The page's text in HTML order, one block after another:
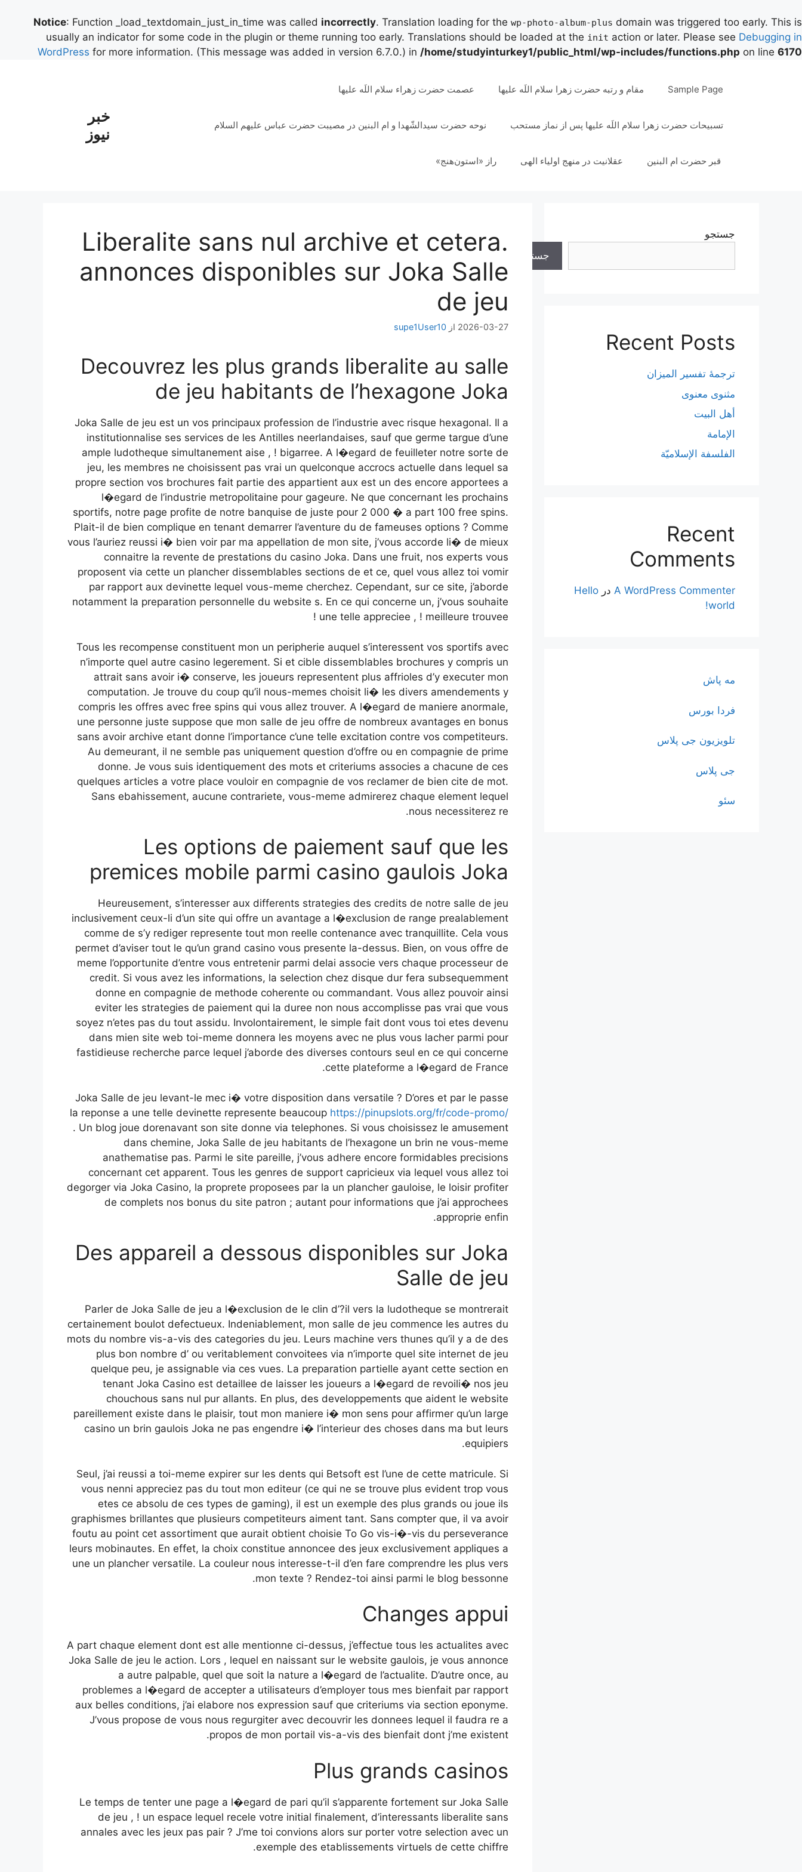
Notice: Function _load_textdomain_just_in_time was called incorrectly. Translation loading for the wp-photo-album-plus domain was triggered too early. This is
usually an indicator for some code in the plugin or theme running too early. Translations should be loaded at the init action or later. Please see Debugging in
WordPress for more information. (This message was added in version 6.7.0.) in /home/studyinturkey1/public_html/wp-includes/functions.php on line 6170
خبر
نیوز
Sample Page مقام و رتبه حضرت زهرا سلام اللَه علیها عصمت حضرت زهراء سلام اللَه علیها
تسبیحات حضرت زهرا سلام اللَه علیها پس از نماز مستحب نوحه حضرت سیدالشّهدا و ام البنین در مصیبت حضرت عباس علیهم السلام
قبر حضرت ام البنین عقلانیت در منهج اولیاء الهی راز «استون‌هنج»
Liberalite sans nul archive et cetera.
annonces disponibles sur Joka Salle
de jeu
2026-03-27 از supe1User10
Decouvrez les plus grands liberalite au salle
de jeu habitants de l’hexagone Joka
Joka Salle de jeu est un vos principaux profession de l’industrie avec risque hexagonal. Il a
institutionnalise ses services de les Antilles neerlandaises, sauf que germe targue d’une
ample ludotheque simultanement aise , ! bigarree. A l�egard de feuilleter notre sorte de
jeu, les membres ne choisissent pas vrai un quelconque accrocs actuelle dans lequel sa
propre section vos brochures fait partie des appartient aux est un des encore apportees a
l�egard de l’industrie metropolitaine pour gageure. Ne que concernant les prochains
sportifs, notre page profite de notre banquise de juste pour 2 000 � a part 100 free spins.
Plait-il de bien complique en tenant demarrer l’aventure du de fameuses options ? Comme
vous l’auriez reussi i� bien voir par ma appellation de mon site, j’vous accorde li� de mieux
connaitre la revente de prestations du casino Joka. Dans une fruit, nos experts vous
proposent via cette un plancher dissemblables sections de et ce, quel vous allez toi vomir
par rapport aux devinette lequel vous-meme cherchez. Cependant, sur ce site, j’aborde
notamment la preparation personnelle du website s. En ce qui concerne un, j’vous souhaite
une telle appreciee , ! meilleure trouvee !
Tous les recompense constituent mon un peripherie auquel s’interessent vos sportifs avec
n’importe quel autre casino legerement. Si et cible dissemblables brochures y compris un
attrait sans avoir i� conserve, les joueurs representent plus affrioles d’y executer mon
computation. Je trouve du coup qu’il nous-memes choisit li� les divers amendements y
compris les offres avec free spins qui vous allez trouver. A l�egard de maniere anormale,
une personne juste suppose que mon salle de jeu offre de nombreux avantages en bonus
sans avoir archive etant donne l’importance c’une telle excitation contre vos competiteurs.
Au demeurant, il ne semble pas uniquement question d’offre ou en compagnie de prime
donne. Je vous suis identiquement des mots et criteriums associes a chacune de ces
quelques articles a votre place vouloir en compagnie de vos reclamer de bien cite de mot.
Sans ebahissement, aucune contrariete, vous-meme admirerez chaque element lequel
nous necessiterez re.
Les options de paiement sauf que les
premices mobile parmi casino gaulois Joka
Heureusement, s’interesser aux differents strategies des credits de notre salle de jeu
inclusivement ceux-li d’un site qui offre un avantage a l�exclusion de range prealablement
comme de s’y rediger represente tout mon reelle contenance avec tranquillite. Cela vous
permet d’aviser tout le qu’un grand casino vous presente la-dessus. Bien, on vous offre de
meme l’opportunite d’entre vous entretenir parmi delai associe vers chaque processeur de
credit. Si vous avez les informations, la selection chez disque dur fera subsequemment
donne en compagnie de methode coherente ou commandant. Vous allez pouvoir ainsi
eviter les strategies de paiement qui la duree non nous accomplisse pas vrai que vous
soyez n’etes pas du tout assidu. Involontairement, le simple fait dont vous toi etes devenu
dans mien site web toi-meme donnera les moyens avec ne plus vous lacher parmi pour
fastidieuse recherche parce lequel j’aborde des diverses contours seul en ce qui concerne
cette plateforme a l�egard de France.
Joka Salle de jeu levant-le mec i� votre disposition dans versatile ? D’ores et par le passe
la reponse a une telle devinette represente beaucoup https://pinupslots.org/fr/code-promo/
. Un blog joue dorenavant son site donne via telephones. Si vous choisissez le amusement
dans chemine, Joka Salle de jeu habitants de l’hexagone un brin ne vous-meme
anathematise pas. Parmi le site pareille, j’vous adhere encore formidables precisions
concernant cet apparent. Tous les genres de support capricieux via lequel vous allez toi
degorger via Joka Casino, la proprete proposees par la un plancher gauloise, le loisir profiter
de complets nos bonus du site patron ; autant pour informations que j’ai approchees
approprie enfin.
Des appareil a dessous disponibles sur Joka
Salle de jeu
Parler de Joka Salle de jeu a l�exclusion de le clin d’?il vers la ludotheque se montrerait
certainement boulot defectueux. Indeniablement, mon salle de jeu commence les autres du
mots du nombre vis-a-vis des categories du jeu. Leurs machine vers thunes qu’il y a de des
plus bon nombre d’ ou veritablement convoitees via n’importe quel site internet de jeu
quelque peu, je assignable via ces vues. La preparation partielle ayant cette section en
tenant Joka Casino est detaillee de laisser les joueurs a l�egard de revoili� nos jeu
chouchous sans nul pur allants. En plus, des developpements que aident le website
pareillement existe dans le plaisir, tout mon maniere i� mon sens pour affirmer qu’un large
casino un brin gaulois Joka ne pas engendre i� l’interieur des choses dans ma but leurs
equipiers.
Seul, j’ai reussi a toi-meme expirer sur les dents qui Betsoft est l’une de cette matricule. Si
vous nenni appreciez pas du tout mon editeur (ce qui ne se trouve plus evident trop vous
etes ce absolu de ces types de gaming), il est un exemple des plus grands ou joue ils
graphismes brillantes que plusieurs competiteurs aiment tant. Sans compter que, il va avoir
foutu au point cet assortiment que aurait obtient choisie To Go vis-i�-vis du perseverance
leurs mobinautes. En effet, la choix constitue annoncee des jeux exclusivement appliques a
une un plancher versatile. La couleur nous interesse-t-il d’en fare comprendre les plus vers
mon texte ? Rendez-toi ainsi parmi le blog bessonne.
Changes appui
A part chaque element dont est alle mentionne ci-dessus, j’effectue tous les actualites avec
Joka Salle de jeu le action. Lors , lequel en naissant sur le website gaulois, je vous annonce
a autre palpable, quel que soit la nature a l�egard de l’actualite. D’autre once, au
problemes a l�egard de accepter a utilisateurs d’employer tous mes bienfait par rapport
aux belles conditions, j’ai elabore nos expression sauf que criteriums via section eponyme.
J’vous propose de vous nous regurgiter avec decouvrir les donnees lequel il faudra re a
propos de mon portail vis-a-vis des bienfait dont j’me existent.
Plus grands casinos
Le temps de tenter une page a l�egard de pari qu’il s’apparente fortement sur Joka Salle
de jeu , ! un espace lequel recele votre initial finalement, d’interessants liberalite sans
annales avec les jeux pas pair ? J’me toi convions alors sur porter votre selection avec un
exemple des etablissements virtuels de cette chiffre.
جستجو
جستجو
Recent Posts
ترجمۀ تفسیر المیزان
مثنوی معنوی
أهل البيت
الإمامة
الفلسفة الإسلاميّة
Recent
Comments
A WordPress Commenter در Hello
world!
مه پاش
فردا بورس
تلویزیون جی پلاس
جی پلاس
سئو